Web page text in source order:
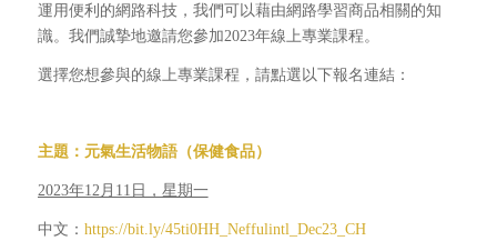
運用便利的網路科技，我們可以藉由網路學習商品相關的知
識。我們誠摯地邀請您參加2023年線上專業課程。
選擇您想參與的線上專業課程，請點選以下報名連結：
主題：元氣生活物語（保健食品）
2023年12月11日，星期一
中文： https://bit.ly/45ti0HH_Neffulintl_Dec23_CH